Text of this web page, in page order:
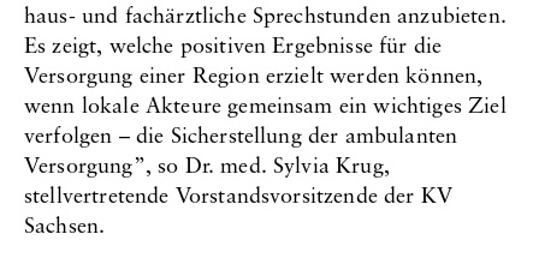
haus- und fachärztliche Sprechstunden anzubieten.
Es zeigt, welche positiven Ergebnisse für die
Versorgung einer Region erzielt werden können,
wenn lokale Akteure gemeinsam ein wichtiges Ziel
verfolgen – die Sicherstellung der ambulanten
Versorgung”, so Dr. med. Sylvia Krug,
stellvertretende Vorstandsvorsitzende der KV
Sachsen.